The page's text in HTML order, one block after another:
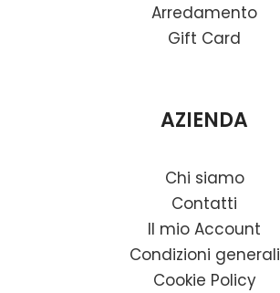
Arredamento
Gift Card
AZIENDA
Chi siamo
Contatti
Il mio Account
Condizioni generali
Cookie Policy